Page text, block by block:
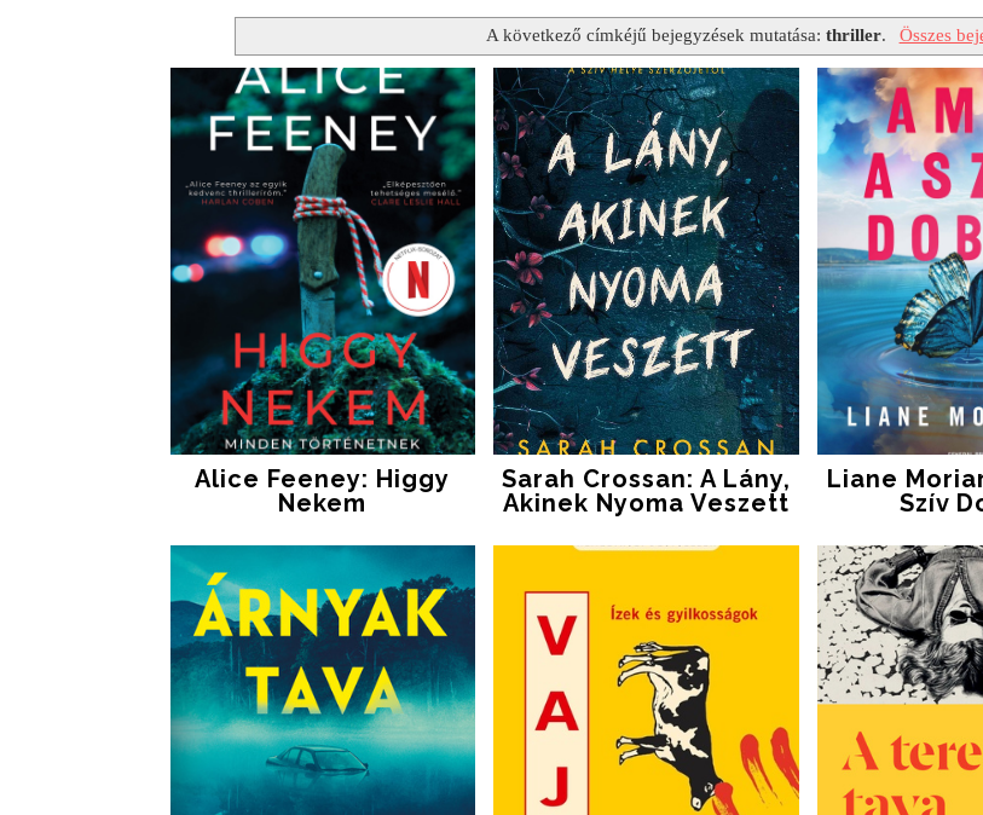
A következő címkéjű bejegyzések mutatása:thriller. Összes
Alice Feeney: Higgy
Nekem
Sarah Crossan: A Lány,
Akinek Nyoma Veszett
Liane
Szív